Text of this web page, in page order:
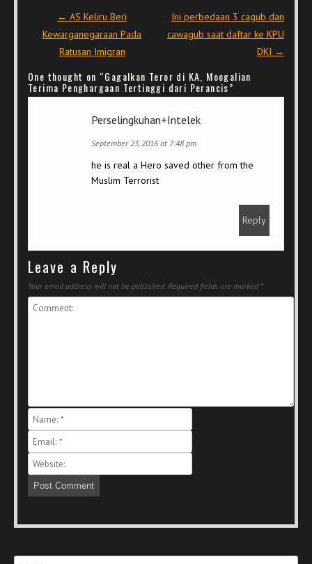
Post navigation
← AS Keliru Beri
Kewarganegaraan Pada
Ratusan Imigran
Ini perbedaan 3 cagub dan
cawagub saat daftar ke KPU
DKI →
One thought on “Gagalkan Teror di KA, Moogalian
Terima Penghargaan Tertinggi dari Perancis”
Perselingkuhan+Intelek
September 23, 2016 at 7:48 pm
he is real a Hero saved other from the
Muslim Terrorist
Reply
Leave a Reply
Your email address will not be published. Required fields are marked *
Search